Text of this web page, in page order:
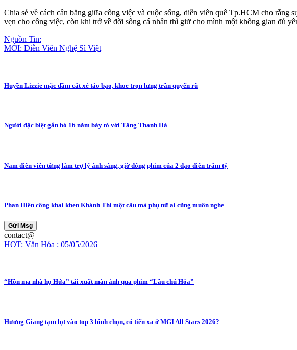
Chia sẻ về cách cân bằng giữa công việc và cuộc sống, diễn viên quê Tp.HCM cho
vẹn cho công việc, còn khi trở về đời sống cá nhân thì giữ cho mình một không gian đủ
Nguồn Tin:
MỚI: Diễn Viên Nghệ Sĩ Việt
Huyền Lizzie mặc đầm cắt xẻ táo bạo, khoe trọn lưng trần quyến rũ
Người đặc biệt gắn bó 16 năm bày tỏ với Tăng Thanh Hà
Nam diễn viên từng làm trợ lý ánh sáng, giờ đóng phim của 2 đạo diễn trăm tỷ
Phan Hiển công khai khen Khánh Thi một câu mà phụ nữ ai cũng muốn nghe
Gửi Msg
contact@
HOT: Văn Hóa : 05/05/2026
“Hồn ma nhà họ Hứa” tái xuất màn ảnh qua phim “Lầu chú Hỏa”
Hương Giang tạm lọt vào top 3 bình chọn, có tiến xa ở MGI All Stars 2026?